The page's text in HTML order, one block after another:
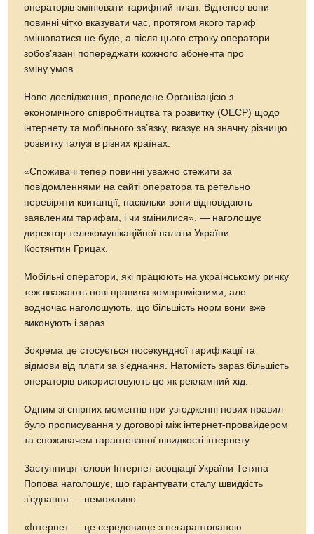
операторів змінювати тарифний план. Відтепер вони
повинні чітко вказувати час, протягом якого тариф
змінюватися не буде, а після цього строку оператори
зобов’язані попереджати кожного абонента про
зміну умов.
Нове дослідження, проведене Організацією з
економічного співробітництва та розвитку (ОЕСР) щодо
інтернету та мобільного зв’язку, вказує на значну різницю
розвитку галузі в різних країнах.
«Споживачі тепер повинні уважно стежити за
повідомленнями на сайті оператора та ретельно
перевіряти квитанції, наскільки вони відповідають
заявленим тарифам, і чи змінилися», — наголошує
директор телекомунікаційної палати України
Костянтин Грицак.
Мобільні оператори, які працюють на українському ринку
теж вважають нові правила компромісними, але
водночас наголошують, що більшість норм вони вже
виконують і зараз.
Зокрема це стосується посекундної тарифікації та
відмови від плати за з’єднання. Натомість зараз більшість
операторів використовують це як рекламний хід.
Одним зі спірних моментів при узгодженні нових правил
було прописування у договорі між інтернет-провайдером
та споживачем гарантованої швидкості інтернету.
Заступниця голови Інтернет асоціації України Тетяна
Попова наголошує, що гарантувати сталу швидкість
з’єднання — неможливо.
«Інтернет — це середовище з негарантованою